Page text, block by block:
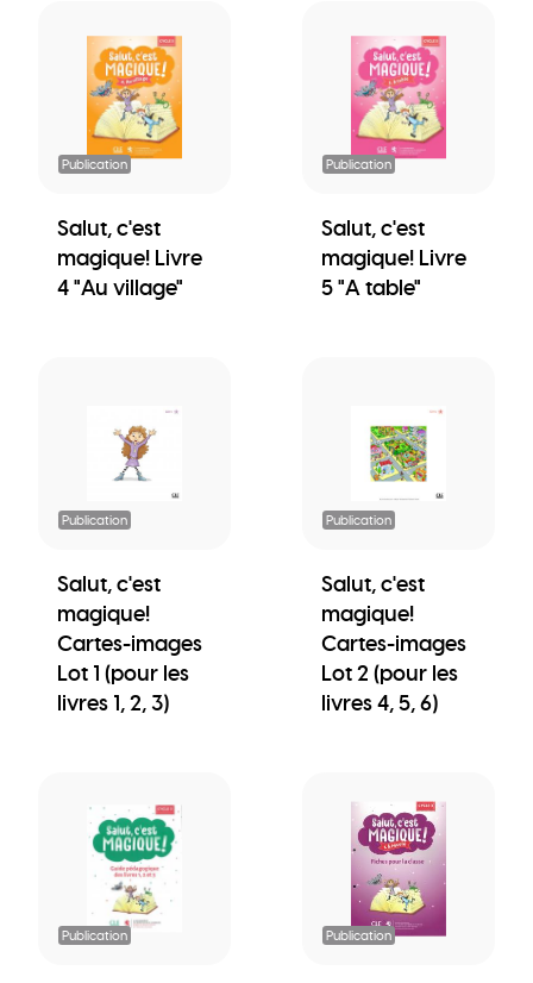
Publication
Salut, c'est
magique! Livre
4 "Au village"
Publication
Salut, c'est
magique! Livre
5 "A table"
Publication
Salut, c'est
magique!
Cartes-images
Lot 1 (pour les
livres 1, 2, 3)
Publication
Salut, c'est
magique!
Cartes-images
Lot 2 (pour les
livres 4, 5, 6)
Publication Publication